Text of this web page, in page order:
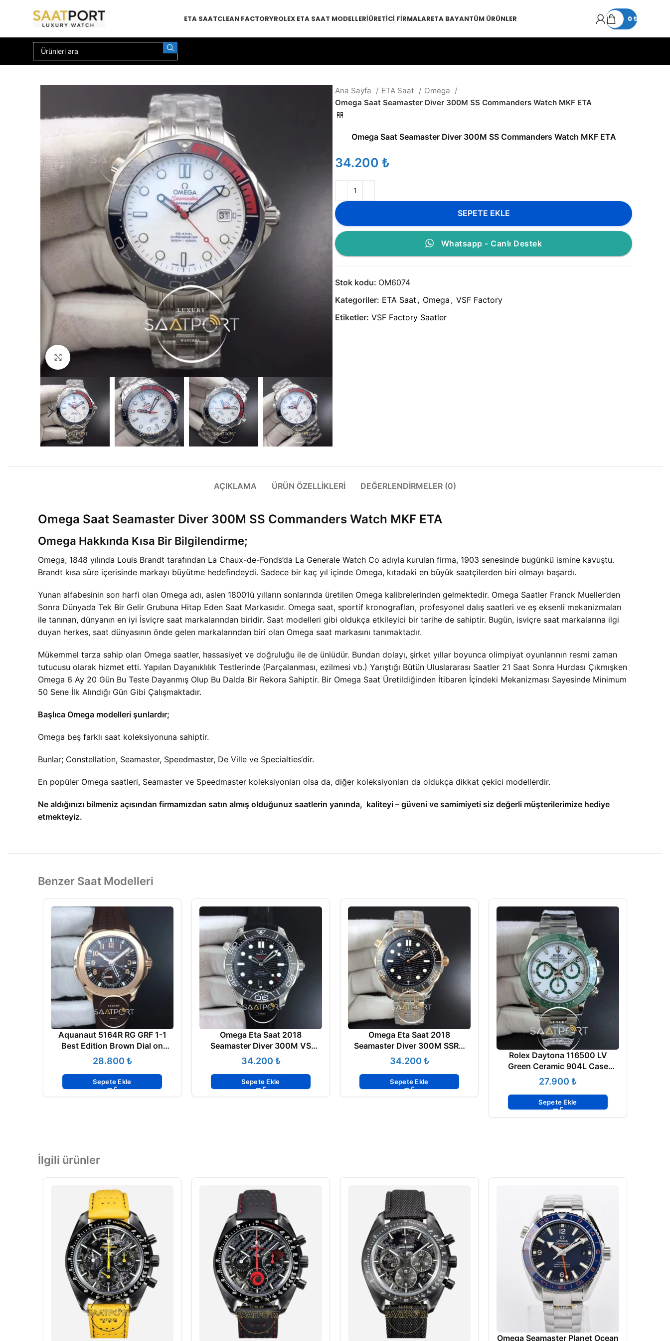
ETA SAATCLEAN FACTORYROLEX ETA SAAT MODELLERIÜRETICI FIRMALARETA BAYANTÜM ÜRÜNLER 0₺
Ana Sayfa ETA Saat
Omega
Omega Saat Seamaster Diver 300M SS Commanders Watch MKF ETA
Omega Saat Seamaster Diver 300M SS Commanders Watch MKF ETA
₺
SEPETE EKLE
Whatsapp - Canlı Destek
Stok kodu: OM6074
Kategoriler: ETA Saat , Omega , VSF Factory
Etiketler: VSF Factory Saatler
AÇIKLAMA ÜRÜN ÖZELLIKLERI DEĞERLENDIRMELER (0)
Omega Saat Seamaster Diver 300M SS Commanders Watch MKF ETA
Omega Hakkında Kısa Bir Bilgilendirme;
Omega, 1848 yılında Louis Brandt tarafından La Chaux-de-Fonds’da La Generale Watch Co adıyla kurulan firma, 1903 senesinde bugünkü ismine kavuştu.
Brandt kısa süre içerisinde markayı büyütme hedefindeydi. Sadece bir kaç yıl içinde Omega, kıtadaki en büyük saatçilerden biri olmayı başardı.
Yunan alfabesinin son harfi olan Omega adı, aslen 1800’lü yılların sonlarında üretilen Omega kalibrelerinden gelmektedir. Omega Saatler Franck Mueller’den
Sonra Dünyada Tek Bir Gelir Grubuna Hitap Eden Saat Markasıdır. Omega saat, sportif kronografları, profesyonel dalış saatleri ve eş eksenli mekanizmaları
ile tanınan, dünyanın en iyi İsviçre saat markalarından biridir. Saat modelleri gibi oldukça etkileyici bir tarihe de sahiptir. Bugün, isviçre saat markalarına ilgi
duyan herkes, saat dünyasının önde gelen markalarından biri olan Omega saat markasını tanımaktadır.
Mükemmel tarza sahip olan Omega saatler, hassasiyet ve doğruluğu ile de ünlüdür. Bundan dolayı, şirket yıllar boyunca olimpiyat oyunlarının resmi zaman
tutucusu olarak hizmet etti. Yapılan Dayanıklılık Testlerinde (Parçalanması, ezilmesi vb.) Yarıştığı Bütün Uluslararası Saatler 21 Saat Sonra Hurdası Çıkmışken
Omega 6 Ay 20 Gün Bu Teste Dayanmış Olup Bu Dalda Bir Rekora Sahiptir. Bir Omega Saat Üretildiğinden İtibaren İçindeki Mekanizması Sayesinde Minimum
50 Sene İlk Alındığı Gün Gibi Çalışmaktadır.
Başlıca Omega modelleri şunlardır;
Omega beş farklı saat koleksiyonuna sahiptir.
Bunlar; Constellation, Seamaster, Speedmaster, De Ville ve Specialties‘dir.
En popüler Omega saatleri, Seamaster ve Speedmaster koleksiyonları olsa da, diğer koleksiyonları da oldukça dikkat çekici modellerdir.
Ne aldığınızı bilmeniz açısından firmamızdan satın almış olduğunuz saatlerin yanında, kaliteyi – güveni ve samimiyeti siz değerli müşterilerimize hediye
etmekteyiz.
Benzer Saat Modelleri
Aquanaut 5164R RG GRF 1-1
Best Edition Brown Dial on
Brown Rubber Strap Super clon
₺
Sepete Ekle
Omega Eta Saat 2018
Seamaster Diver 300M VS
FACTORY Edition Black Ceramic
Black Dial A8800
₺
Sepete Ekle
Omega Eta Saat 2018
Seamaster Diver 300M SSRG
VS Factory Best Edition RG
Bezel Black Dial on SSRG
Bracelet A8800 42 mm
₺
Sepete Ekle
Rolex Daytona 116500 LV
Green Ceramic 904L Case
White Dial 4130 ETA
₺
Sepete Ekle
İlgili ürünler
Omega Seamaster Planet Ocean